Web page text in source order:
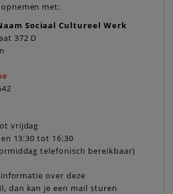
met:
Sociaal Cultureel Werk
372 D
vrijdag
13:30 tot 16:30
telefonisch bereikbaar)
over deze
dan kan je een mail sturen